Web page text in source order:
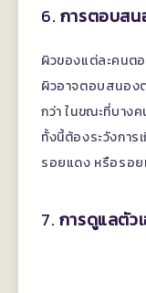
6. การตอบสน
ผิวของแต่ละคนต
ผิวอาจตอบสนอง
กว่า ในขณะที่บาง
ทั้งนี้ต้องระวังการ
รอยแดง หรือรอ
7. การดูแลตัว